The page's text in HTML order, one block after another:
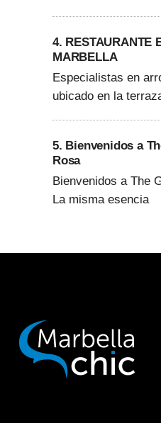
4. RESTAURANTE
MARBELLA
Especialistas en
ubicado en la
5. Bienvenidos a
Rosa
Bienvenidos a The
La misma esencia